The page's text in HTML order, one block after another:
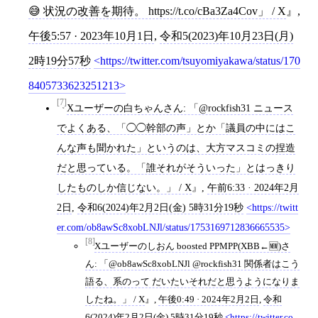
😅 状況の改善を期待。 https://t.co/cBa3Za4Cov」 / X ,
午後5:57 · 2023年10月1日 , 令和5(2023)年10月23日(月)
2時19分57秒 https://twitter.com/tsuyomiyakawa/status/170
8405733623251213
[7]Xユーザーの白ちゃんさん: 「@rockfish31 ニュース
でよくある、「◯◯幹部の声」とか「議員の中にはこ
んな声も聞かれた」というのは、大方マスコミの捏造
だと思っている。「誰それがそういった」とはっきり
したものしか信じない。」 / X
午前6:33 · 2024年2月
2日
令和6(2024)年2月2日(金) 5時31分19秒
https://twitt
er.com/ob8awSc8xobLNJl/status/1753169712836665535
[8]Xユーザーのしおん boosted PPMPP(XBB←🆕)さ
ん: 「@ob8awSc8xobLNJl @rockfish31 関係者はこう
語る、系のって だいたいそれだと思うようになりま
したね。」 / X
午後0:49 · 2024年2月2日 令和